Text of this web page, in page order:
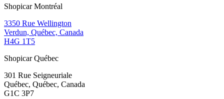
Shopicar Montréal
3350 Rue Wellington
Verdun, Québec, Canada
H4G 1T5
Shopicar Québec
301 Rue Seigneuriale
Québec, Québec, Canada
G1C 3P7